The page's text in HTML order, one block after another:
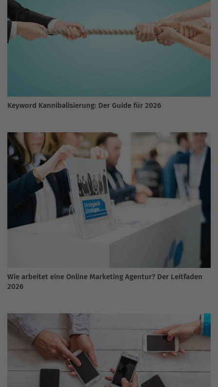
Keyword Kannibalisierung: Der Guide für 2026
Wie arbeitet eine Online Marketing Agentur? Der Leitfaden
2026